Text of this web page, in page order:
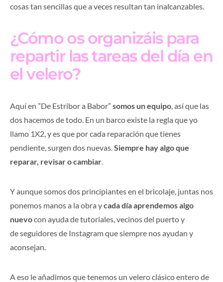
cosas tan sencillas que a veces resultan tan inalcanzables.
¿Cómo os organizáis para
repartir las tareas del día en
el velero?
Aquí en ”De Estribor a Babor” somos un equipo , así que las
dos hacemos de todo. En un barco existe la regla que yo
llamo 1X2, y es que por cada reparación que tienes
pendiente, surgen dos nuevas. Siempre hay algo que
reparar, revisar o cambiar
Y aunque somos dos principiantes en el bricolaje, juntas nos
ponemos manos a la obra ycada día aprendemos algo
nuevocon ayuda de tutoriales, vecinos del puerto y
de seguidores de Instagram que siempre nos ayudan y
aconsejan.
A eso le añadimos que tenemos un velero clásico entero de